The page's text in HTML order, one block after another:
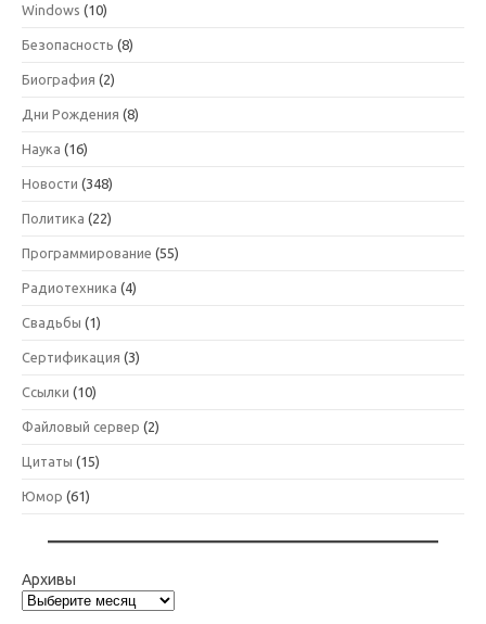
Windows (10)
Безопасность (8)
Биография (2)
Дни Рождения (8)
Наука (16)
Новости (348)
Политика (22)
Программирование (55)
Радиотехника (4)
Свадьбы (1)
Сертификация (3)
Ссылки (10)
Файловый сервер (2)
Цитаты (15)
Юмор (61)
Архивы